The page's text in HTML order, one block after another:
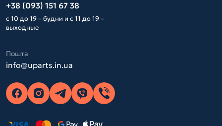
+38 (093) 151 67 38
с 10 до 19 – будни и с 11 до 19 –
выходные
Пошта
info@uparts.in.ua